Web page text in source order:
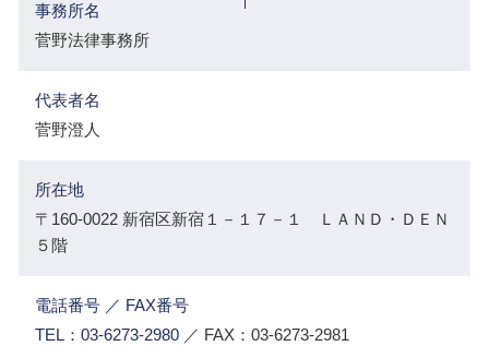
事務所名
菅野法律事務所
代表者名
菅野澄人
所在地
〒160-0022 新宿区新宿１－１７－１ ＬＡＮＤ・ＤＥＮ
５階
電話番号 ／ FAX番号
TEL：03-6273-2980 ／ FAX：03-6273-2981